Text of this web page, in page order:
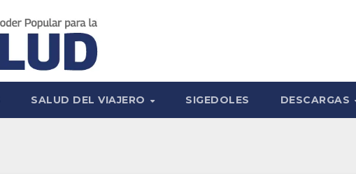
SALUD DEL VIAJERO SIGEDOLES DESCARGAS